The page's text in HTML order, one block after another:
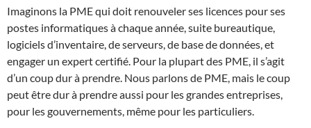
Imaginons la PME qui doit renouveler ses licences pour ses
postes informatiques à chaque année, suite bureautique,
logiciels d’inventaire, de serveurs, de base de données, et
engager un expert certifié. Pour la plupart des PME, il s’agit
d’un coup dur à prendre. Nous parlons de PME, mais le coup
peut être dur à prendre aussi pour les grandes entreprises,
pour les gouvernements, même pour les particuliers.